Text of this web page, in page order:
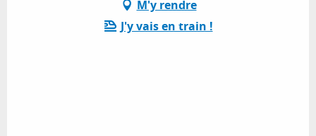
M'y rendre
J'y vais en train !